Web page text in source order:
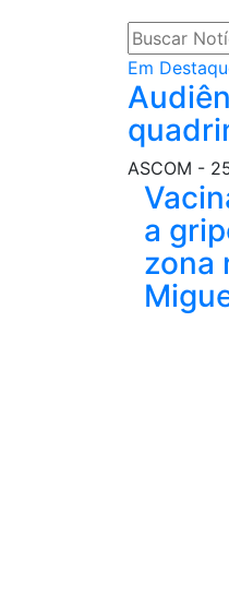
Previous
Em
ASCOM -
a
zona